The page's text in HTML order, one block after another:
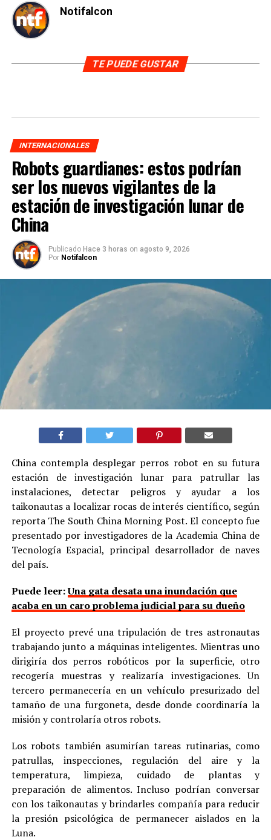
Notifalcon
TE PUEDE GUSTAR
INTERNACIONALES
Robots guardianes: estos podrían
ser los nuevos vigilantes de la
estación de investigación lunar de
China
Publicado Hace 3 horas on agosto 9, 2026
Por Notifalcon
China contempla desplegar perros robot en su futura
estación de investigación lunar para patrullar las
instalaciones, detectar peligros y ayudar a los
taikonautas a localizar rocas de interés científico, según
reporta The South China Morning Post. El concepto fue
presentado por investigadores de la Academia China de
Tecnología Espacial, principal desarrollador de naves
del país.
Puede leer:Una gata desata una inundación que
acaba en un caro problema judicial para su dueño
El proyecto prevé una tripulación de tres astronautas
trabajando junto a máquinas inteligentes. Mientras uno
dirigiría dos perros robóticos por la superficie, otro
recogería muestras y realizaría investigaciones. Un
tercero permanecería en un vehículo presurizado del
tamaño de una furgoneta, desde donde coordinaría la
misión y controlaría otros robots.
Los robots también asumirían tareas rutinarias, como
patrullas, inspecciones, regulación del aire y la
temperatura, limpieza, cuidado de plantas y
preparación de alimentos. Incluso podrían conversar
con los taikonautas y brindarles compañía para reducir
la presión psicológica de permanecer aislados en la
Luna.